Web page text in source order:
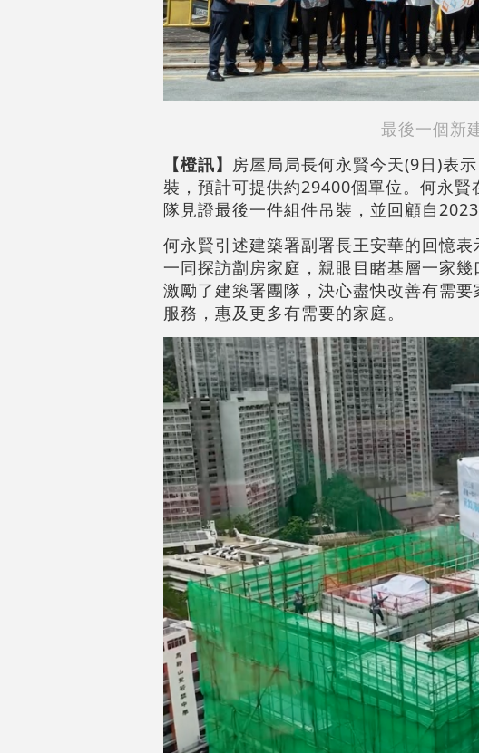
最後一個新
【橙訊】 房屋局局長何永賢今天(9日)表
裝，預計可提供約29400個單位。何永
隊見證最後一件組件吊裝，並回顧自
何永賢引述建築署副署長王安華的回憶
一同探訪劏房家庭，親眼目睹基層一家
激勵了建築署團隊，決心盡快改善有需
服務，惠及更多有需要的家庭。